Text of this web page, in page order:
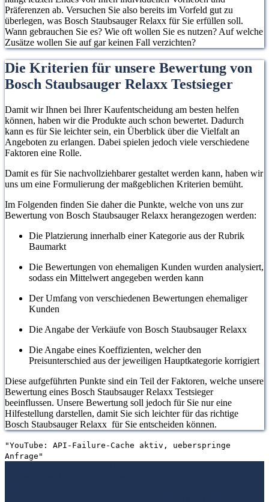
Präferenzen ab. Versuchen Sie also bereits im Vorfeld gut zu
überlegen, was Bosch Staubsauger Relaxx für Sie erfüllen soll.
Wann gebrauchen Sie es? Wie oft wollen Sie es nutzen? Auf welche
Zusätze wollen Sie auf gar keinen Fall verzichten?
Die Kriterien für unsere Bewertung von
Bosch Staubsauger Relaxx Testsieger
Damit wir Ihnen bei Ihrer Kaufentscheidung am besten helfen
können, haben wir die Produkte auch schon bewertet. Dadurch
kann es für Sie leichter sein, ein Überblick über die Vielfalt an
Angeboten zu erlangen. Dabei spielen jedoch viele verschiedene
Faktoren eine Rolle.
Damit es für Sie nachvollziehbarer gestaltet werden kann, haben wir
uns um eine Formulierung der maßgeblichen Kriterien bemüht.
Im Folgenden finden Sie daher die Punkte, welche von uns zur
Bewertung von Bosch Staubsauger Relaxx herangezogen werden:
Die Platzierung innerhalb einer Kategorie aus der Rubrik
Baumarkt
Die Bewertungen von ehemaligen Kunden wurden analysiert,
sodass ein Mittelwert angegeben werden kann
Der Umfang von verschiedenen Bewertungen ehemaliger
Kunden
Die Angabe der Verkäufe von Bosch Staubsauger Relaxx
Die Angabe eines Koeffizienten, welcher den
Preisunterschied aus der jeweiligen Hauptkategorie korrigiert
Diese aufgeführten Punkte sind ein Teil der Faktoren, welche unsere
Bewertung eines Bosch Staubsauger Relaxx Testsieger
beeinflussen. Unsere Bewertung soll jedoch für Sie nur eine
Hilfestellung darstellen, damit Sie sich leichter für das richtige
Bosch Staubsauger Relaxx für Sie entscheiden können.
"YouTube: API-Failure-Cache aktiv, ueberspringe
Anfrage"